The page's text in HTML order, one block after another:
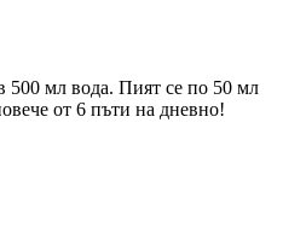
500 мл вода. Пият се по 50 мл
от 6 пъти на дневно!